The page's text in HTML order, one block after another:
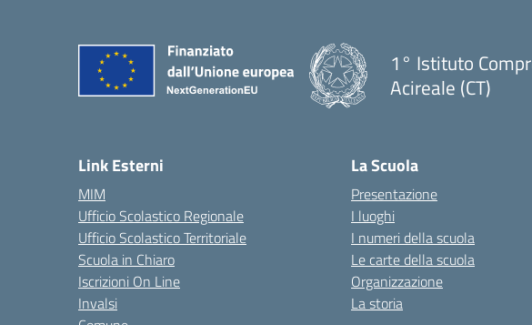
1° Istituto
Acireale (CT)
Link Esterni
MIM
Ufficio Scolastico Regionale
Ufficio Scolastico Territoriale
Scuola in Chiaro
Iscrizioni On Line
Invalsi
La Scuola
Presentazione
I luoghi
I numeri della scuola
Le carte della scuola
Organizzazione
La storia